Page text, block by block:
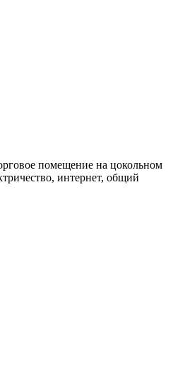
помещение на цокольном
интернет, общий